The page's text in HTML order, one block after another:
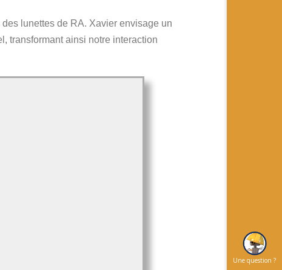
lunettes de RA. Xavier envisage un
transformant ainsi notre interaction
Une question ?